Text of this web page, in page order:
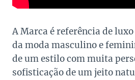
A Marca é referência de
da moda masculino e
de um estilo com muita
sofisticação de um jeito